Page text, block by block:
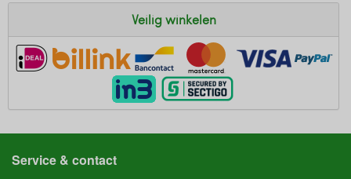
Veilig winkelen
Service & contact